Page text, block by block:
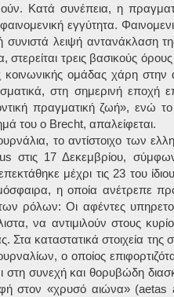
Κατά συνέπεια, η
εγγύτητα.
λειψή αντανάκλαση
στερείται τρεις βασικούς
κοινωνικής ομάδας χάρη
στη σημερινή εποχή
πραγματική ζωή», ενώ
του ο Brecht, απαλείφεται.
το αντίστοιχο των
στις 17 Δεκεμβρίου,
μέχρι τις 23 του
η οποία ανέτρεπε
ρόλων: Οι αφέντες
να αντιμιλούν στους
Στα καταστατικά στοιχεία
ο οποίος
στη συνεχή και θορυβώδη
στον «χρυσό αιώνα»